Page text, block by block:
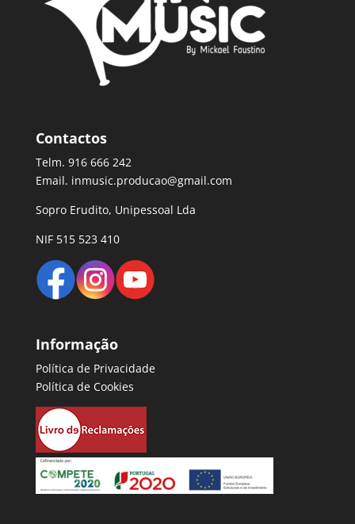
Contactos
Telm. 916 666 242
Email. inmusic.producao@gmail.com
Sopro Erudito, Unipessoal Lda
NIF 515 523 410
Informação
Política de Privacidade
Política de Cookies